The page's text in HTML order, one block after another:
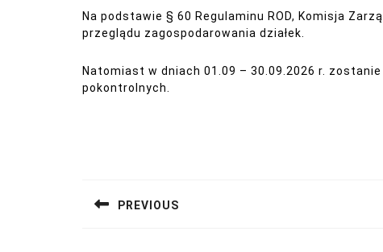
Na podstawie § 60 Regulaminu ROD, Komisja
przeglądu zagospodarowania działek.
Natomiast w dniach 01.09 – 30.09.2026 r.
pokontrolnych.
wpisu
PREVIOUS